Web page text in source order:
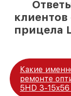
прицела
Какие
ремонте
5HD 3-15x56